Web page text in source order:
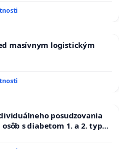
jeho predaj ani
Komárno pred akýmkoľvek
a verejne zverejnilo
prechádzajúcich,
vodovodného potrubia DN
masívnym logistickým
posudzovania
s diabetom 1. a 2. typu
zboru SR